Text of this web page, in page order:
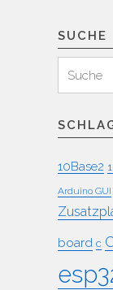
SUCHE
für:
10Base2
Arduino GUI
board c